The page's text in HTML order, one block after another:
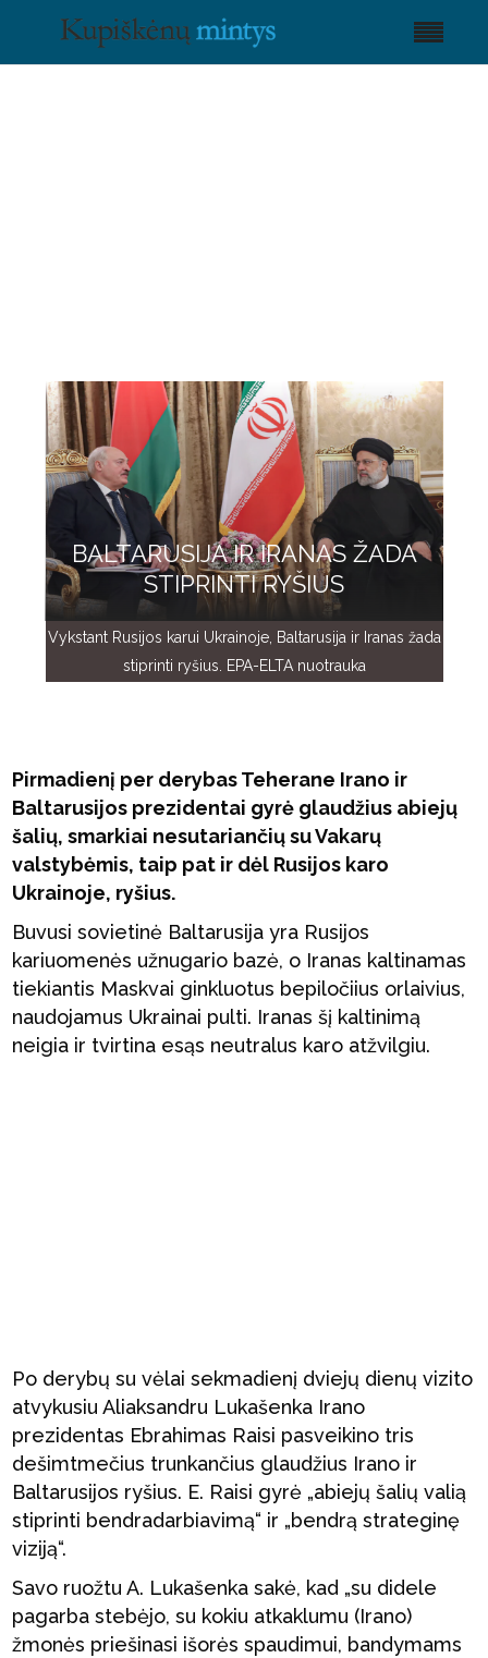
BALTARUSIJA IR IRANAS ŽADA
STIPRINTI RYŠIUS
Vykstant Rusijos karui Ukrainoje, Baltarusija ir Iranas žada
stiprinti ryšius. EPA-ELTA nuotrauka
Pirmadienį per derybas Teherane Irano ir
Baltarusijos prezidentai gyrė glaudžius abiejų
šalių, smarkiai nesutariančių su Vakarų
valstybėmis, taip pat ir dėl Rusijos karo
Ukrainoje, ryšius.
Buvusi sovietinė Baltarusija yra Rusijos
kariuomenės užnugario bazė, o Iranas kaltinamas
tiekiantis Maskvai ginkluotus bepiločiius orlaivius,
naudojamus Ukrainai pulti. Iranas šį kaltinimą
neigia ir tvirtina esąs neutralus karo atžvilgiu.
Po derybų su vėlai sekmadienį dviejų dienų vizito
atvykusiu Aliaksandru Lukašenka Irano
prezidentas Ebrahimas Raisi pasveikino tris
dešimtmečius trunkančius glaudžius Irano ir
Baltarusijos ryšius. E. Raisi gyrė „abiejų šalių valią
stiprinti bendradarbiavimą“ ir „bendrą strateginę
viziją“.
Savo ruožtu A. Lukašenka sakė, kad „su didele
pagarba stebėjo, su kokiu atkaklumu (Irano)
žmonės priešinasi išorės spaudimui, bandymams